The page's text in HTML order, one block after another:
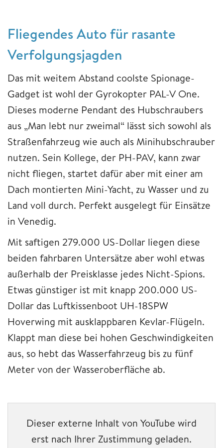
Fliegendes Auto für rasante
Verfolgungsjagden
Das mit weitem Abstand coolste Spionage-
Gadget ist wohl der Gyrokopter PAL-V One.
Dieses moderne Pendant des Hubschraubers
aus „Man lebt nur zweimal“ lässt sich sowohl als
Straßenfahrzeug wie auch als Minihubschrauber
nutzen. Sein Kollege, der PH-PAV, kann zwar
nicht fliegen, startet dafür aber mit einer am
Dach montierten Mini-Yacht, zu Wasser und zu
Land voll durch. Perfekt ausgelegt für Einsätze
in Venedig.
Mit saftigen 279.000 US-Dollar liegen diese
beiden fahrbaren Untersätze aber wohl etwas
außerhalb der Preisklasse jedes Nicht-Spions.
Etwas günstiger ist mit knapp 200.000 US-
Dollar das Luftkissenboot UH-18SPW
Hoverwing mit ausklappbaren Kevlar-Flügeln.
Klappt man diese bei hohen Geschwindigkeiten
aus, so hebt das Wasserfahrzeug bis zu fünf
Meter von der Wasseroberfläche ab.
Dieser externe Inhalt von YouTube wird
erst nach Ihrer Zustimmung geladen.